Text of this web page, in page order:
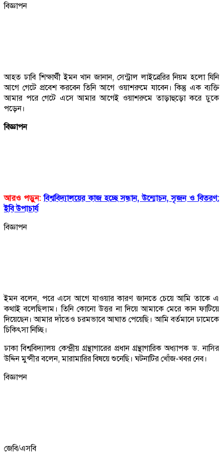
বিজ্ঞাপন
আহত ঢাবি শিক্ষার্থী ইমন খান জানান, সেন্ট্রাল লাইব্রেরির নিয়ম হলো যিনি
আগে গেটে প্রবেশ করবেন তিনি আগে ওয়াশরুমে যাবেন। কিন্তু এক ব্যক্তি
আমার পরে গেটে এসে আমার আগেই ওয়াশরুমে তাড়াহুড়ো করে ঢুকে
পড়েন।
বিজ্ঞাপন
আরও পড়ুন: বিশ্ববিদ্যালয়ের কাজ হচ্ছে সন্ধান, উন্মোচন, সৃজন ও বিতরণ:
ইবি উপাচার্য
বিজ্ঞাপন
ইমন বলেন, পরে এসে আগে যাওয়ার কারণ জানতে চেয়ে আমি তাকে এ
কথাই বলেছিলাম। তিনি কোনো উত্তর না দিয়ে আমাকে মেরে কান ফাটিয়ে
দিয়েছেন। আমার দাঁতেও চরমভাবে আঘাত পেয়েছি। আমি বর্তমানে ঢামেকে
চিকিৎসা নিচ্ছি।
ঢাকা বিশ্ববিদ্যালয় কেন্দ্রীয় গ্রন্থাগারের প্রধান গ্রন্থাগারিক অধ্যাপক ড. নাসির
উদ্দিন মুন্সীর বলেন, মারামারির বিষয়ে শুনেছি। ঘটনাটির খোঁজ-খবর নেব।
বিজ্ঞাপন
জেবি/এসবি